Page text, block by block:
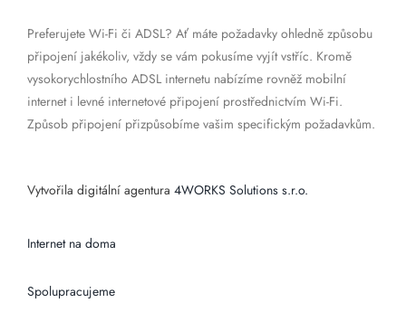
Preferujete Wi-Fi či ADSL? Ať máte požadavky ohledně způsobu
připojení jakékoliv, vždy se vám pokusíme vyjít vstříc. Kromě
vysokorychlostního ADSL internetu nabízíme rovněž mobilní
internet i levné internetové připojení prostřednictvím Wi-Fi.
Způsob připojení přizpůsobíme vašim specifickým požadavkům.
Vytvořila digitální agentura 4WORKS Solutions s.r.o.
Internet na doma
Spolupracujeme